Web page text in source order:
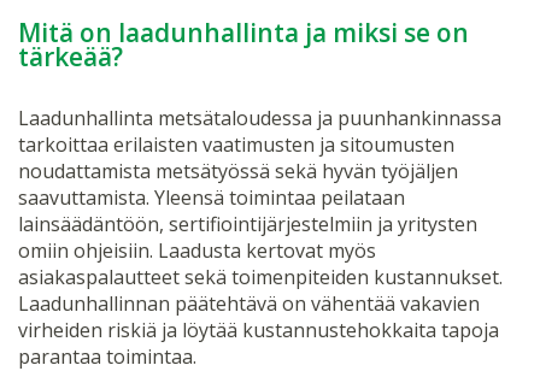
Mitä on laadunhallinta ja miksi se on
tärkeää?
Laadunhallinta metsätaloudessa ja puunhankinnassa
tarkoittaa erilaisten vaatimusten ja sitoumusten
noudattamista metsätyössä sekä hyvän työjäljen
saavuttamista. Yleensä toimintaa peilataan
lainsäädäntöön, sertifiointijärjestelmiin ja yritysten
omiin ohjeisiin. Laadusta kertovat myös
asiakaspalautteet sekä toimenpiteiden kustannukset.
Laadunhallinnan päätehtävä on vähentää vakavien
virheiden riskiä ja löytää kustannustehokkaita tapoja
parantaa toimintaa.